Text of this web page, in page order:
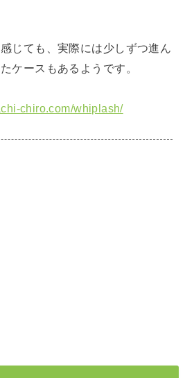
じても、実際には少しずつ進ん
ケースもあるようです。
chiro.com/whiplash/